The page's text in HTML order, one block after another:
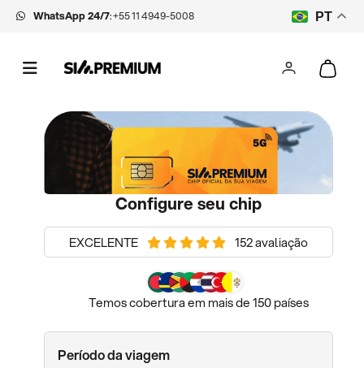
WhatsApp 24/7:+55 11 4949-5008 PT
Configure seu chip
EXCELENTE 152 avaliação
Temos cobertura em mais de 150 países
Período da viagem